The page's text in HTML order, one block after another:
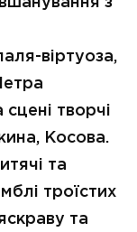
віртуоза,
творчі
Косова.
та
троїстих
та